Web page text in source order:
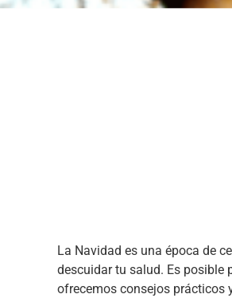
La Navidad es una época de
descuidar tu salud. Es posible
ofrecemos consejos prácticos